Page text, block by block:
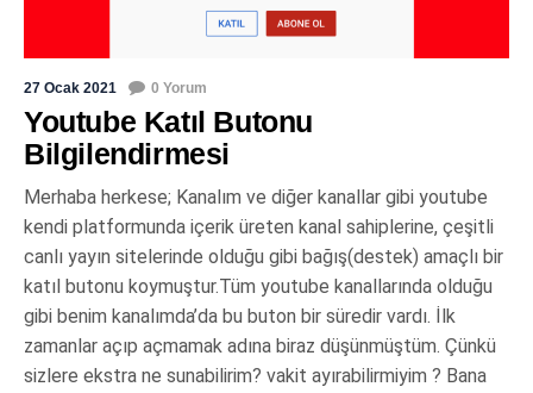
27 Ocak 2021 0 Yorum
Youtube Katıl Butonu
Bilgilendirmesi
Merhaba herkese; Kanalım ve diğer kanallar gibi youtube
kendi platformunda içerik üreten kanal sahiplerine, çeşitli
canlı yayın sitelerinde olduğu gibi bağış(destek) amaçlı bir
katıl butonu koymuştur.Tüm youtube kanallarında olduğu
gibi benim kanalımda’da bu buton bir süredir vardı. İlk
zamanlar açıp açmamak adına biraz düşünmüştüm. Çünkü
sizlere ekstra ne sunabilirim? vakit ayırabilirmiyim ? Bana